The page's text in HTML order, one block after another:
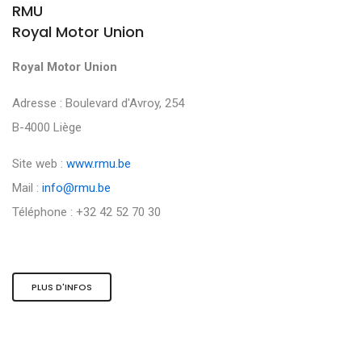
RMU
Royal Motor Union
Royal Motor Union
Adresse : Boulevard d'Avroy, 254
B-4000 Liège
Site web : www.rmu.be
Mail : info@rmu.be
Téléphone : +32 42 52 70 30
PLUS D'INFOS